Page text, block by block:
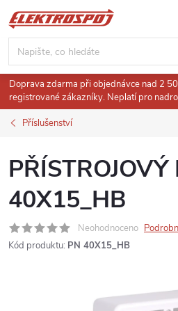
Přejít
na
obsah
Doprava zdarma při objednávce nad 2
registrované zákazníky. Neplatí pro
Příslušenství
40X15_HB
Neohodnoceno
Kód produktu: PN 40X15_HB